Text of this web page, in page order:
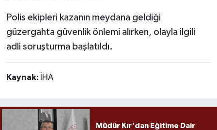
Polis ekipleri kazanın meydana geldiği
güzergahta güvenlik önlemi alırken, olayla ilgili
adli soruşturma başlatıldı.
Kaynak: İHA
Müdür Kır'dan Eğitime Dair